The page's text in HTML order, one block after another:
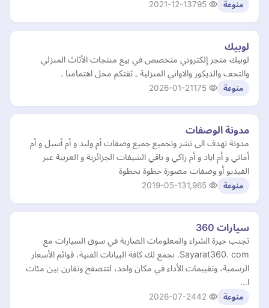
منوعة 2021-12-13
لوبيك
لوبيك متجر إلكتروني متخصص في بيع منتجات الأثاث المنزلي
والتحف والديكور والاواني المنزلية ـ ثقتكم محل اهتمامنا .
منوعة 2026-01-21
مدونة الوصفات
مدونة تهدف الى نشر وتجميع جميع وصفات أم وليد و أم أسيل و أم
أماني و أم اياد و أم زاكي و باقي الشيفات الجزائرية و العربية عبر
الفيديو أو وصفات مصورة خطوة بخطوة
منوعة 2019-05-13
سيارات 360
تجنب حيرة الشراء والمعلومات الضاربة في سوق السيارات مع
Sayarat360. com. نجمع لك كافة البيانات الفنية، قوائم الأسعار
الرسمية، وتقييمات الأداء في مكان واحد، لتتصفح وتقارن بين مئات
ا…
منوعة 2026-07-24